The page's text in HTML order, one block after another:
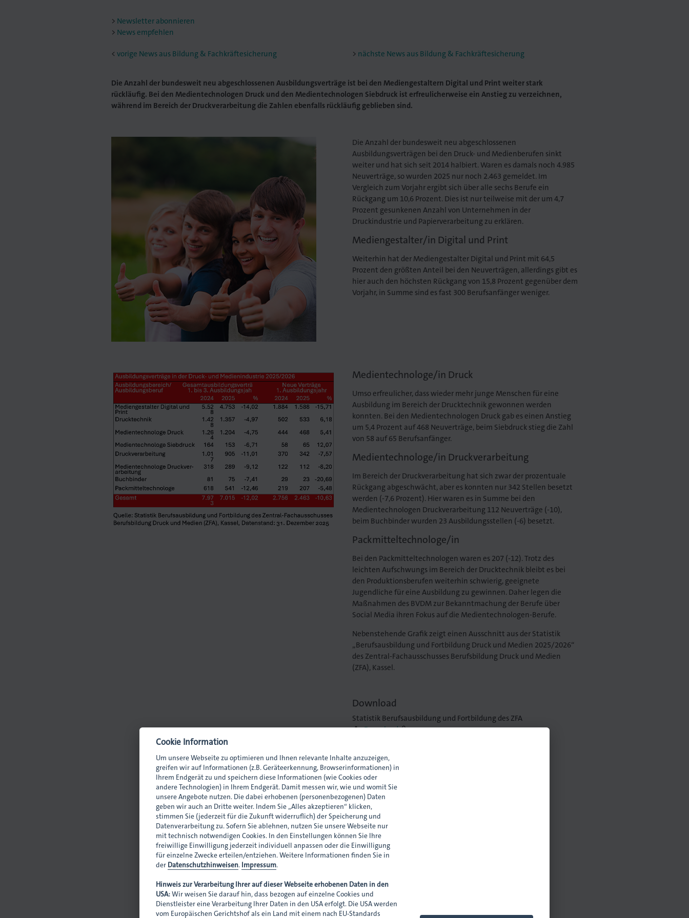
Newsletter abonnieren
News empfehlen
< vorige News aus Bildung & Fachkräftesicherung nächste News aus Bildung & Fachkräftesicherung
Die Anzahl der bundesweit neu abgeschlossenen Ausbildungsverträge ist bei den Mediengestaltern Digital und Print weiter stark
rückläufig. Bei den Medientechnologen Druck und den Medientechnologen Siebdruck ist erfreulicherweise ein Anstieg zu verzeichnen,
während im Bereich der Druckverarbeitung die Zahlen ebenfalls rückläufig geblieben sind.
Die Anzahl der bundesweit neu abgeschlossenen
Ausbildungsverträgen bei den Druck- und Medienberufen sinkt
weiter und hat sich seit 2014 halbiert. Waren es damals noch 4.985
Neuverträge, so wurden 2025 nur noch 2.463 gemeldet. Im
Vergleich zum Vorjahr ergibt sich über alle sechs Berufe ein
Rückgang um 10,6 Prozent. Dies ist nur teilweise mit der um 4,7
Prozent gesunkenen Anzahl von Unternehmen in der
Druckindustrie und Papierverarbeitung zu erklären.
Mediengestalter/in Digital und Print
Weiterhin hat der Mediengestalter Digital und Print mit 64,5
Prozent den größten Anteil bei den Neuverträgen, allerdings gibt es
hier auch den höchsten Rückgang von 15,8 Prozent gegenüber dem
Vorjahr, in Summe sind es fast 300 Berufsanfänger weniger.
Medientechnologe/in Druck
Umso erfreulicher, dass wieder mehr junge Menschen für eine
Ausbildung im Bereich der Drucktechnik gewonnen werden
konnten. Bei den Medientechnologen Druck gab es einen Anstieg
um 5,4 Prozent auf 468 Neuverträge, beim Siebdruck stieg die Zahl
von 58 auf 65 Berufsanfänger.
Medientechnologe/in Druckverarbeitung
Im Bereich der Druckverarbeitung hat sich zwar der prozentuale
Rückgang abgeschwächt, aber es konnten nur 342 Stellen besetzt
werden (-7,6 Prozent). Hier waren es in Summe bei den
Medientechnologen Druckverarbeitung 112 Neuverträge (-10),
beim Buchbinder wurden 23 Ausbildungsstellen (-6) besetzt.
Packmitteltechnologe/in
Bei den Packmitteltechnologen waren es 207 (-12). Trotz des
leichten Aufschwungs im Bereich der Drucktechnik bleibt es bei
den Produktionsberufen weiterhin schwierig, geeignete
Jugendliche für eine Ausbildung zu gewinnen. Daher legen die
Maßnahmen des BVDM zur Bekanntmachung der Berufe über
Social Media ihren Fokus auf die Medientechnologen-Berufe.
Nebenstehende Grafik zeigt einen Ausschnitt aus der Statistik
„Berufsausbildung und Fortbildung Druck und Medien 2025/2026“
des Zentral-Fachausschusses Berufsbildung Druck und Medien
(ZFA), Kassel.
Download
Statistik Berufsausbildung und Fortbildung des ZFA
Downloadlock
Ansprechpartnerin
Melanie Erlewein
0711 45044-50
0173 7013713
Cookie Information
Um unsere Webseite zu optimieren und Ihnen relevante Inhalte anzuzeigen,
greifen wir auf Informationen (z.B. Geräteerkennung, Browserinformationen) in
Ihrem Endgerät zu und speichern diese Informationen (wie Cookies oder
andere Technologien) in Ihrem Endgerät. Damit messen wir, wie und womit Sie
unsere Angebote nutzen. Die dabei erhobenen (personenbezogenen) Daten
geben wir auch an Dritte weiter. Indem Sie „Alles akzeptieren“ klicken,
stimmen Sie (jederzeit für die Zukunft widerruflich) der Speicherung und
Datenverarbeitung zu. Sofern Sie ablehnen, nutzen Sie unsere Webseite nur
mit technisch notwendigen Cookies. In den Einstellungen können Sie Ihre
freiwillige Einwilligung jederzeit individuell anpassen oder die Einwilligung
für einzelne Zwecke erteilen/entziehen. Weitere Informationen finden Sie in
der Datenschutzhinweisen. Impressum.
Hinweis zur Verarbeitung Ihrer auf dieser Webseite erhobenen Daten in den
USA:Wir weisen Sie darauf hin, dass bezogen auf einzelne Cookies und
Dienstleister eine Verarbeitung Ihrer Daten in den USA erfolgt. Die USA werden
vom Europäischen Gerichtshof als ein Land mit einem nach EU-Standards